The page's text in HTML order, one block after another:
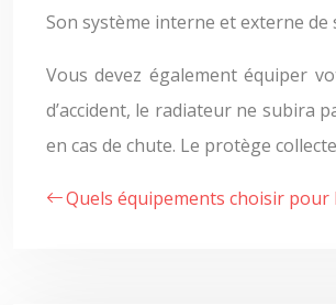
Son système interne et externe
Vous devez également équiper
d’accident, le radiateur ne subira
en cas de chute. Le protège
Quels équipements choisir